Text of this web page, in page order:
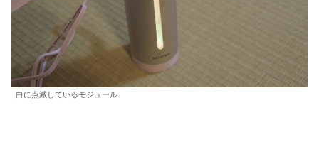
白に点滅しているモジュール